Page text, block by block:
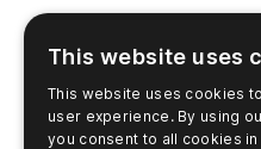
ข้อกำหน
ข้อตกลงสิทธิ์การใช้
ค้
This website uses
This website uses cookies
user experience. By using
you consent to all cookies